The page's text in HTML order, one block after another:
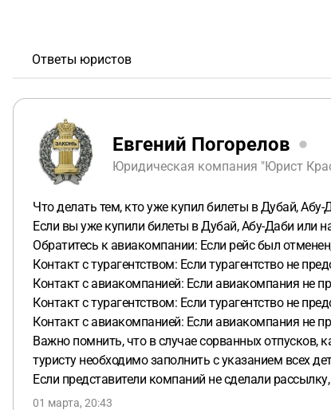
Ответы юристов
Евгений Погорелов
Юридическая компания "Юрист
Что делать тем, кто уже купил билеты в Дубай,
Если вы уже купили билеты в Дубай, Абу-Даби или
Обратитесь к авиакомпании: Если рейс был
Контакт с турагентством: Если турагентство не
Контакт с авиакомпанией: Если авиакомпания не
Контакт с турагентством: Если турагентство не
Контакт с авиакомпанией: Если авиакомпания не
Важно помнить, что в случае сорванных отпусков,
туристу необходимо заполнить с указанием всех
Если представители компаний не сделали
01 марта, 20:43